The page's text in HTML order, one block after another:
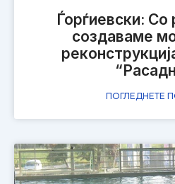
Ѓорѓиевски: Со
создаваме
ПОГЛЕДНЕТЕ